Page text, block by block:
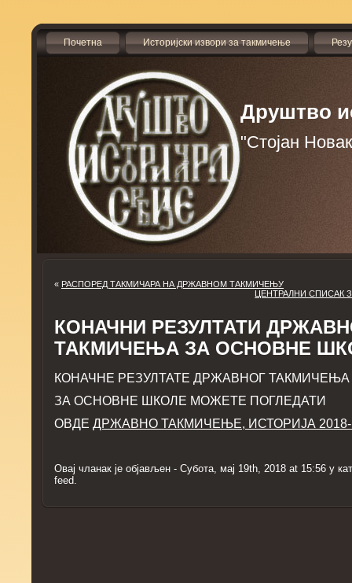
Почетна Историјски извори за такмичење
Друштво
"Стојан
« РАСПОРЕД ТАКМИЧАРА НА ДРЖАВНОМ ТАКМИЧЕЊУ
ЦЕНТРАЛНИ СПИСАК
КОНАЧНИ РЕЗУЛТАТИ
ТАКМИЧЕЊА ЗА ОСНОВНЕ
КОНАЧНЕ РЕЗУЛТАТЕ ДРЖАВНОГ ТАКМИЧЕЊА
ЗА ОСНОВНЕ ШКОЛЕ МОЖЕТЕ ПОГЛЕДАТИ
ОВДЕ ДРЖАВНО ТАКМИЧЕЊЕ, ИСТОРИЈА 2018-
Овај чланак је објављен - Субота, мај 19th, 2018 at 15:56 у
feed.